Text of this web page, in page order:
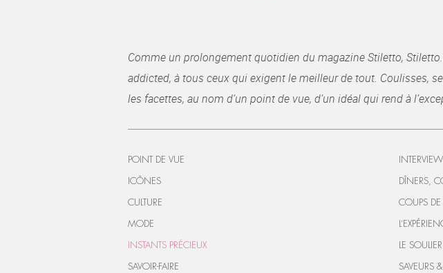
Comme un prolongement quotidien du magazine Stiletto,
addicted, à tous ceux qui exigent le meilleur de tout. Coulisses,
les facettes, au nom d’un point de vue, d’un idéal qui rend à
POINT DE VUE
ICÔNES
CULTURE
MODE
INSTANTS PRÉCIEUX
SAVOIR-FAIRE
DÎNERS,
COUPS
LE
SAVEURS